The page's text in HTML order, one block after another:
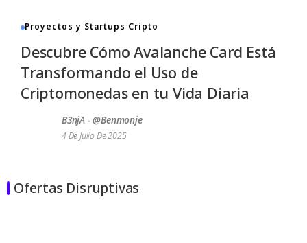
Proyectos y Startups Cripto
Descubre Cómo Avalanche Card Está
Transformando el Uso de
Criptomonedas en tu Vida Diaria
B3njA - @benmonje
4 De Julio De 2025
Ofertas Disruptivas